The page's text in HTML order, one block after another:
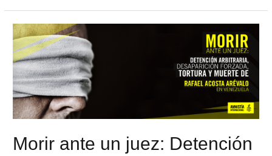
Morir ante un juez: Detención